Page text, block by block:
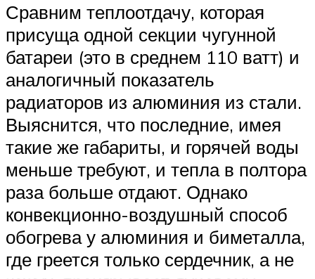
Сравним теплоотдачу, которая
присуща одной секции чугунной
батареи (это в среднем 110 ватт) и
аналогичный показатель
радиаторов из алюминия из стали.
Выяснится, что последние, имея
такие же габариты, и горячей воды
меньше требуют, и тепла в полтора
раза больше отдают. Однако
конвекционно-воздушный способ
обогрева у алюминия и биметалла,
где греется только сердечник, а не